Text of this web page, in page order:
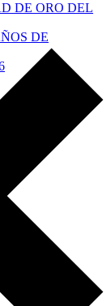
DE ORO DEL
DE